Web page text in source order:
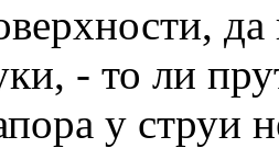
да
- то ли
у струи